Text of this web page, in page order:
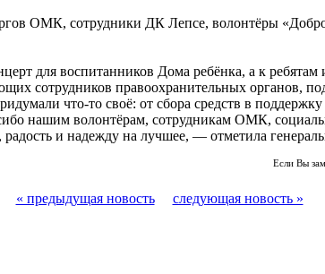
ОМК, сотрудники ДК Лепсе, волонтёры
для воспитанников Дома ребёнка, а к
сотрудников правоохранительных органов,
что-то своё: от сбора средств в
нашим волонтёрам, сотрудникам ОМК,
радость и надежду на лучшее, — отметила
Если Вы
« предыдущая новость следующая новость »